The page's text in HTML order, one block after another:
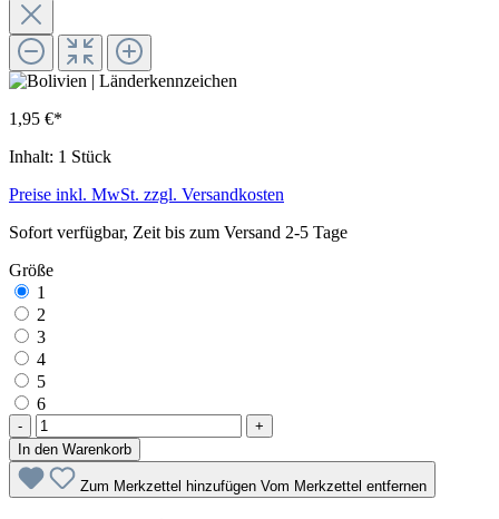
1,95 €*
Inhalt: 1 Stück
Preise inkl. MwSt. zzgl. Versandkosten
Sofort verfügbar, Zeit bis zum Versand 2-5 Tage
Größe
1
2
3
4
5
6
-
+
In den Warenkorb
Zum Merkzettel hinzufügen Vom Merkzettel entfernen